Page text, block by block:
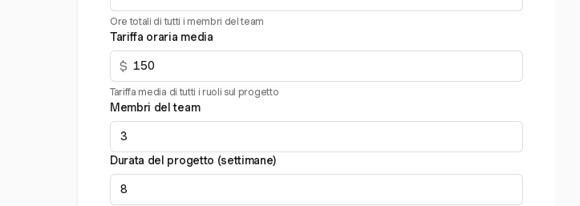
Ore totali di tutti i membri del team
Tariffa oraria media
$
Tariffa media di tutti i ruoli sul progetto
Membri del team
Durata del progetto (settimane)